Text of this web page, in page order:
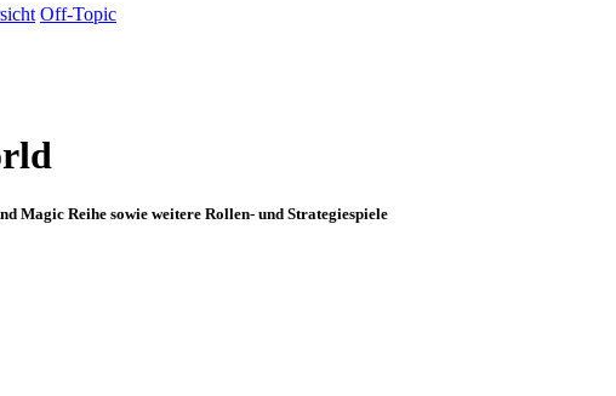
Off-Topic
Magic Reihe sowie weitere Rollen- und Strategiespiele